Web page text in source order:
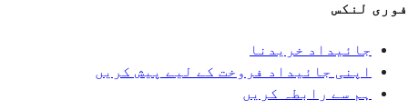
فوری لنکس
جائیداد خریدنا
اپنی جائیداد فروخت کے لیے پیش کریں
ہم سے رابطہ کریں